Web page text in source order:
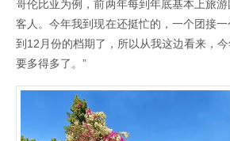
哥伦比亚为例，前两年每到年底基本上旅
客人。今年我到现在还挺忙的，一个团接
到12月份的档期了，所以从我这边看来，
要多得多了。”